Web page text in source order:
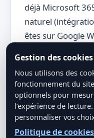
déjà Microsoft
naturel
êtes sur Google
(analyse de très
est imbattable.
plus polyvalent et
fonctionnalités,
bureautique
Gestion des cookies
Nous utilisons des
fonctionnement du
optionnels pour
l’expérience de
personnaliser vos
Politique de cookies